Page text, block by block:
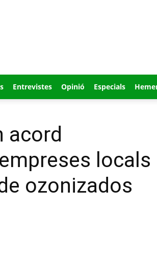
Entrevistes Opinió Especials
acord
locals
ozonizados